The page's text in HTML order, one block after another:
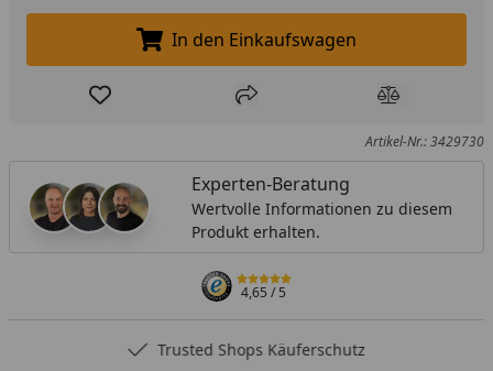
In den Einkaufswagen legen
In den Einkaufswagen
Produkt zur Wunschliste hinzufügen
Teilen Produkt
Artikel-Nr.: 3429730
Experten-Beratung
Wertvolle Informationen zu diesem
Produkt erhalten.
4,65/ 5
Trusted Shops Käuferschutz